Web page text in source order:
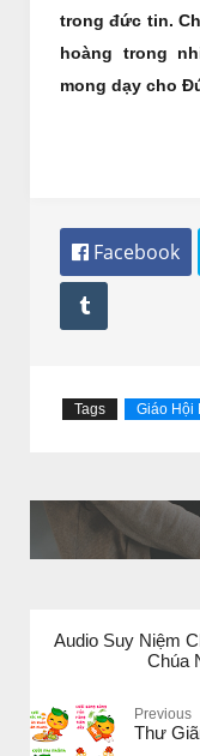
trong đức tin.
hoàng trong
mong dạy cho
 Facebook

Tags Giáo Hội
Audio Suy Niệm
Chúa
Previous
Thư